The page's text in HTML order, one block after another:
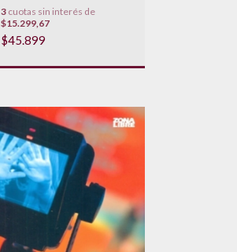
3cuotas sin interés de
$15.299,67
$45.899